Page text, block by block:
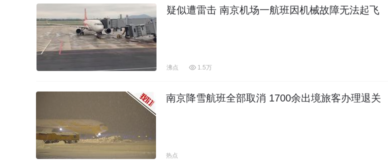
疑似遭雷击 南京机场一航班因机械故障无法起飞
沸点 1.5万
南京降雪航班全部取消 1700余出境旅客办理退关
热点